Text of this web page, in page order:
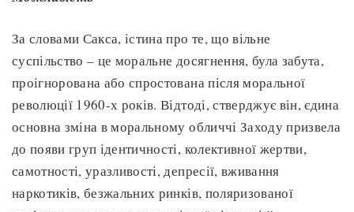
За словами Сакса, істина про те, що вільне
суспільство – це моральне досягнення, була забута,
проігнорована або спростована після моральної
революції 1960-х років. Відтоді, стверджує він, єдина
основна зміна в моральному обличчі Заходу призвела
до появи груп ідентичності, колективної жертви,
самотності, уразливості, депресії, вживання
наркотиків, безжальних ринків, поляризованої